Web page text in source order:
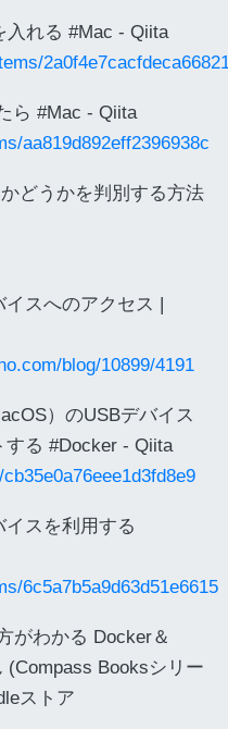
入れる #Mac - Qiita
ら #Mac - Qiita
aa819d892eff2396938c
どうかを判別する方法
スへのアクセス |
blog/10899/4191
）のUSBデバイス
する #Docker - Qiita
スを利用する
6c5a7b5a9d63d51e6615
がわかる Docker＆
(Compass Booksシリー
ストア